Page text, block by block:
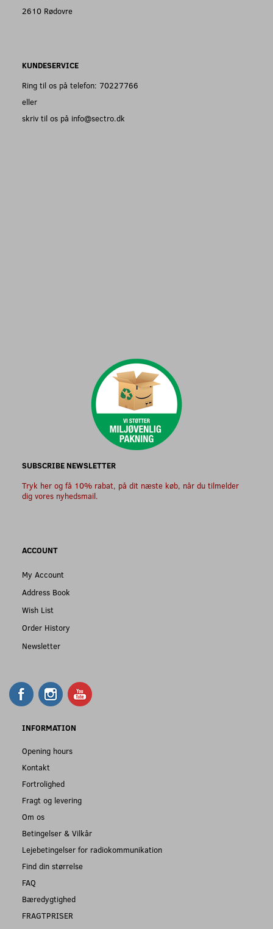
2610 Rødovre
KUNDESERVICE
Ring til os på telefon: 70227766
eller
skriv til os på info@sectro.dk
SUBSCRIBE NEWSLETTER
Tryk her og få 10% rabat, på dit næste køb, når du tilmelder
dig vores nyhedsmail.
ACCOUNT
My Account
Address Book
Wish List
Order History
Newsletter
INFORMATION
Opening hours
Kontakt
Fortrolighed
Fragt og levering
Om os
Betingelser & Vilkår
Lejebetingelser for radiokommunikation
Find din størrelse
FAQ
Bæredygtighed
FRAGTPRISER